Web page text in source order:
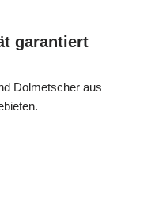
garantiert
Dolmetscher aus